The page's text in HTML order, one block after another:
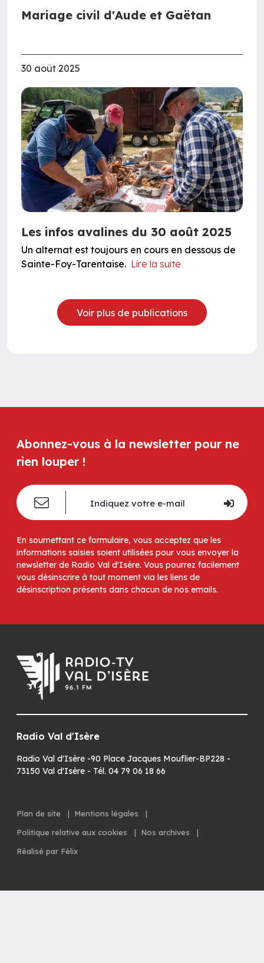
Mariage civil d'Aude et Gaëtan
30 août 2025
Les infos avalines du 30 août 2025
Un alternat est toujours en cours en dessous de
Sainte-Foy-Tarentaise. Lire la suite
Voir plus de publications
Abonnez-vous à la newsletter pour ne
rien louper !
En soumettant ce formulaire, vous acceptez que les
informations saisies soient utilisées pour vous envoyer la
newsletter de Radio Val d'Isère. Vous pourrez facilement
vous désinscrire à tout moment via les liens de
désinscription présents dans chacun de nos emails.
Radio Val d'Isère
Radio Val d'Isère -90 Place Jacques Mouflier-BP228 -
73150 Val d'Isère - Tél. 04 79 06 18 66
Plan de site | Mentions légales
|
Politique relative aux cookies
| Nos archives
|
Réalisé par Félix